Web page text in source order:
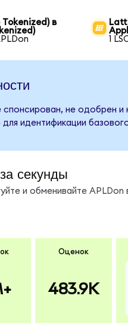
в
1
не одобрен
идентификации
секунды
и обменивайте
Оценок
483.9K